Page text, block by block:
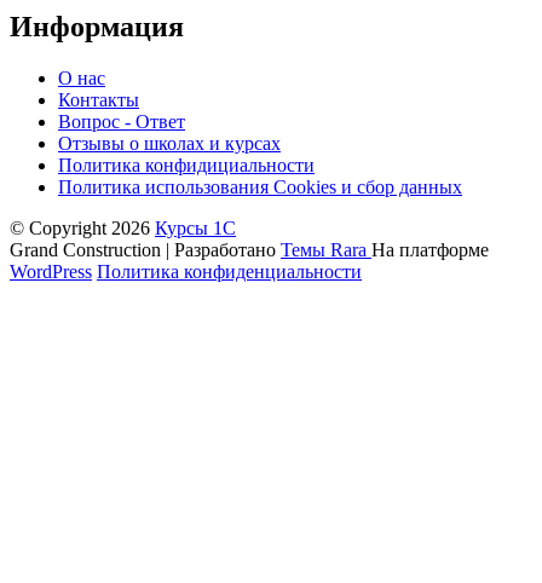
Информация
О нас
Контакты
Вопрос - Ответ
Отзывы о школах и курсах
Политика конфидициальности
Политика использования Cookies и сбор данных
© Copyright 2026 Курсы 1С
Grand Construction | Разработано Темы Rara На платформе
WordPress Политика конфиденциальности